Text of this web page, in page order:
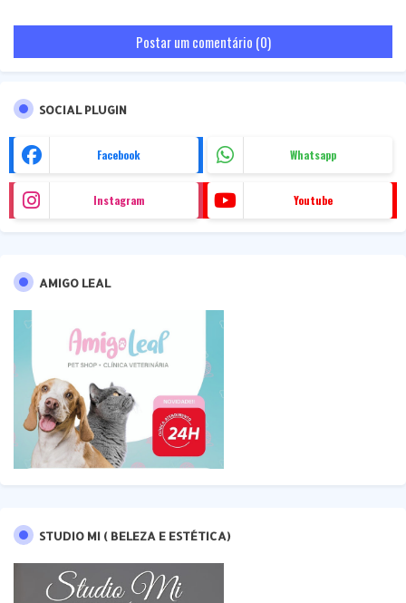
Postar um comentário (0)
SOCIAL PLUGIN
Facebook Whatsapp
Instagram Youtube
AMIGO LEAL
STUDIO MI ( BELEZA E ESTÉTICA)